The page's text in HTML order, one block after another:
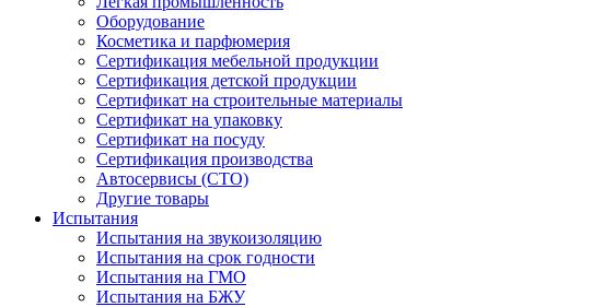
Оборудование
Косметика и парфюмерия
Сертификация мебельной продукции
Сертификация детской продукции
Сертификат на строительные материалы
Сертификат на упаковку
Сертификат на посуду
Сертификация производства
Автосервисы (СТО)
Другие товары
Испытания
Испытания на звукоизоляцию
Испытания на срок годности
Испытания на ГМО
Испытания на БЖУ